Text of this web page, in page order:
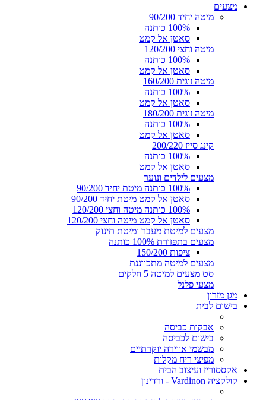
מצעים
מיטה יחיד 90/200
100% כותנה
סאטן אל קמט
מיטה וחצי 120/200
100% כותנה
סאטן אל קמט
מיטה זוגית 160/200
100% כותנה
סאטן אל קמט
מיטה זוגית 180/200
100% כותנה
סאטן אל קמט
קינג סייז 200/220
100% כותנה
סאטן אל קמט
מצעים לילדים ונוער
100% כותנה מיטת יחיד 90/200
סאטן אל קמט מיטת יחיד 90/200
100% כותנה מיטה וחצי 120/200
סאטן אל קמט מיטה וחצי 120/200
מצעים למיטת מעבר ומיטת תינוק
מצעים בתפזורת 100% כותנה
ציפות 150/200
מצעים למיטה מתכווננת
סט מצעים למיטה 5 חלקים
מצעי פלנל
מגן מזרון
בישום לבית
אבקות כביסה
בישום לכביסה
מבשמי אווירה יוקרתיים
מפיצי ריח מקלות
אקססוריז ועיצוב הבית
קולקציה Vardinon - ורדינון